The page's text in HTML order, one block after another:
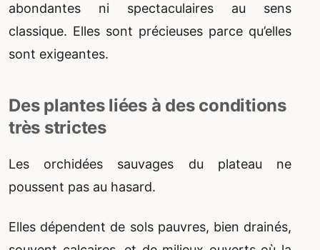
abondantes ni spectaculaires au sens
classique. Elles sont précieuses parce qu’elles
sont exigeantes.
Des plantes liées à des conditions
très strictes
Les orchidées sauvages du plateau ne
poussent pas au hasard.
Elles dépendent de sols pauvres, bien drainés,